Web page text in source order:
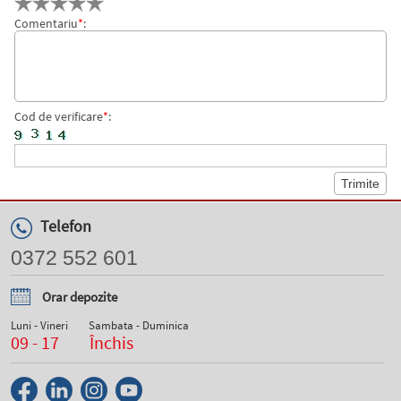
Comentariu*:
Cod de verificare*:
Telefon
0372 552 601
Orar depozite
Luni - Vineri
09 - 17
Sambata - Duminica
Închis